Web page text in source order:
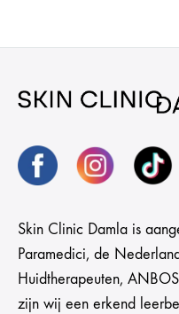
Skin Clinic Damla is
Paramedici, de
Huidtherapeuten,
zijn wij een erkend